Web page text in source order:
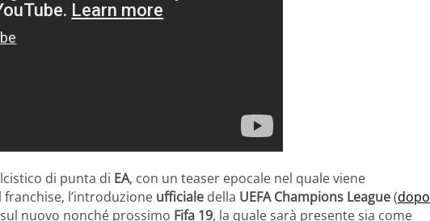
di punta di EA, con un teaser epocale nel quale viene
l’introduzione ufficiale della UEFA Champions League(dopo
nuovo nonché prossimo Fifa 19, la quale sarà presente sia come